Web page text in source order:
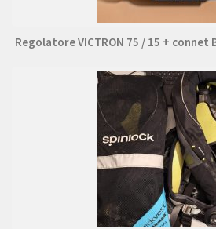
Regolatore VICTRON 75 / 15 +